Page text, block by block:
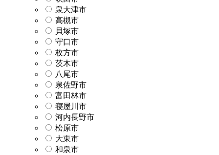
泉大津市
高槻市
貝塚市
守口市
枚方市
茨木市
八尾市
泉佐野市
富田林市
寝屋川市
河内長野市
松原市
大東市
和泉市